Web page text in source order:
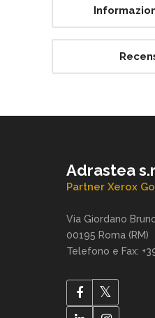
Adrastea
Partner Xerox
Via Giordano
00195 Roma (RM)
Telefono e Fax: